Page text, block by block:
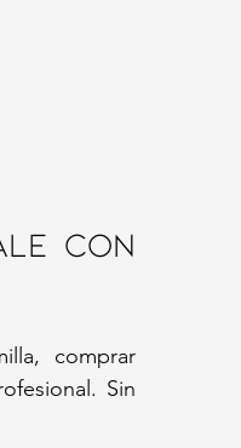
con
comprar
Sin